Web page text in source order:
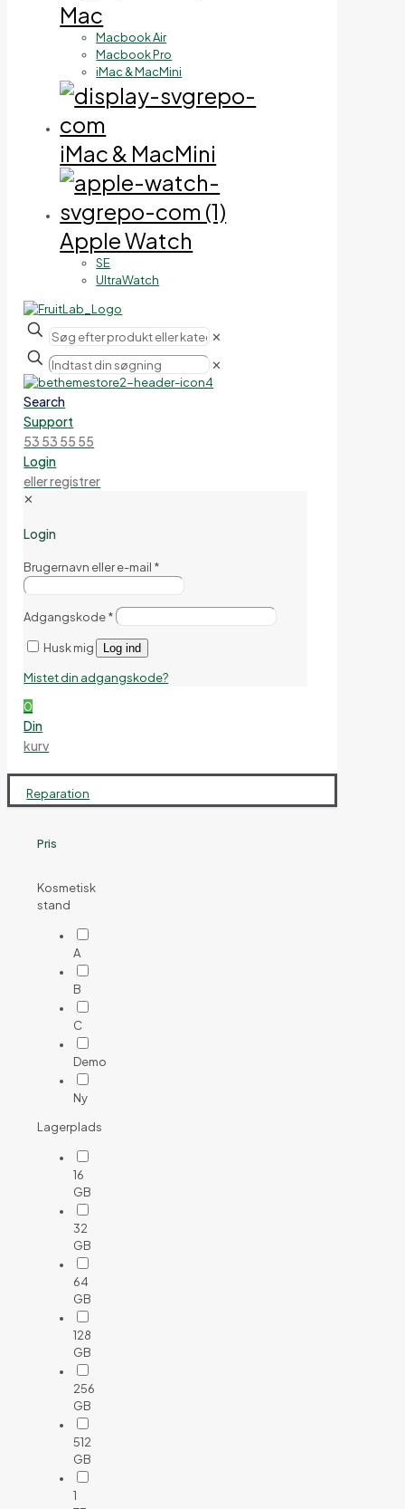
Mac
Macbook Air
Macbook Pro
iMac & MacMini
iMac & MacMini
Apple Watch
SE
UltraWatch
✕
✕
Search
Support
53 53 55 55
Login
eller registrer
✕
Login
Brugernavn eller e-mail *
Adgangskode*
Husk mig Log ind
Mistet din adgangskode?
0
Din
kurv
Reparation
Pris
Kosmetisk
stand
A
B
C
Demo
Ny
Lagerplads
16
GB
32
GB
64
GB
128
GB
256
GB
512
GB
1